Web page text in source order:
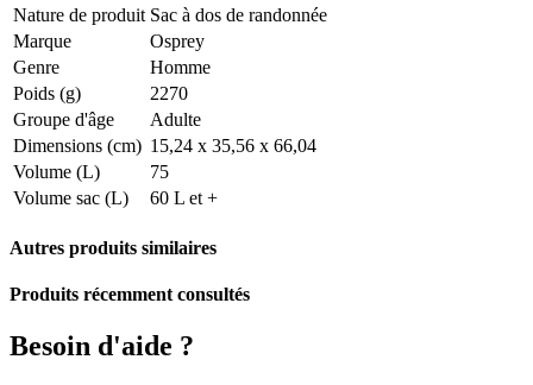
Nature de produit Sac à dos de randonnée
Marque
Osprey
Genre
Homme
Poids (g)
2270
Groupe d'âge
Adulte
Dimensions (cm) 15,24 x 35,56 x 66,04
Volume (L)
75
Volume sac (L)
60 L et +
Autres produits similaires
Produits récemment consultés
Besoin d'aide ?